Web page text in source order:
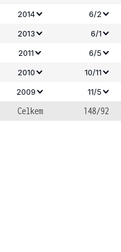
2014
6/2
2013 6/1
2011 6/5
2010
10/11
2009
11/5
Celkem 148/92